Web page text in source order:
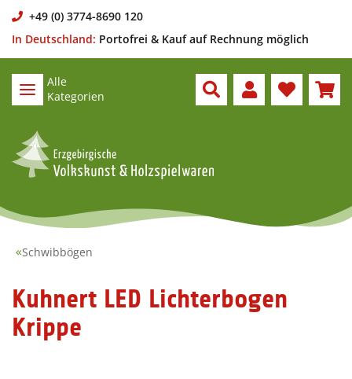
+49 (0) 3774-8690 120
In Deutschland: Portofrei & Kauf auf Rechnung möglich
Alle
Kategorien
Schwibbögen
Kuhnert LED Lichterbogen
Krippe